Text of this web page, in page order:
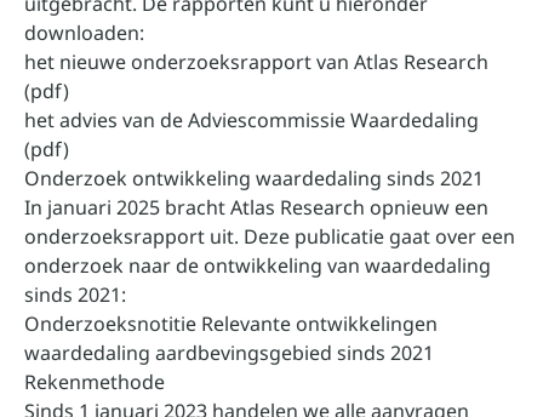
downloaden:
het nieuwe onderzoeksrapport van Atlas Research
(pdf)
het advies van de Adviescommissie Waardedaling
(pdf)
Onderzoek ontwikkeling waardedaling sinds 2021
In januari 2025 bracht Atlas Research opnieuw een
onderzoeksrapport uit. Deze publicatie gaat over een
onderzoek naar de ontwikkeling van waardedaling
sinds 2021:
Onderzoeksnotitie Relevante ontwikkelingen
waardedaling aardbevingsgebied sinds 2021
Rekenmethode
Sinds 1 januari 2023 handelen we alle aanvragen